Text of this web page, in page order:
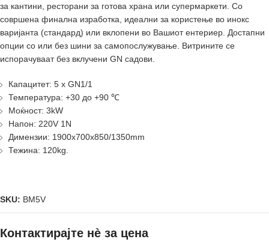
за кантини, ресторани за готова храна или супермаркети. Со
совршена финална изработка, идеални за користење во инокс
варијанта (стандард) или вклопени во Вашиот ентериер. Достапни
опции со или без шини за самопослужување. Витрините се
испорачуваат без вклучени GN садови.
Капацитет: 5 x GN1/1
Температура: +30 до +90 ℃
Моќност: 3kW
Напон: 220V 1N
Димензии: 1900x700x850/1350mm
Тежина: 120kg.
SKU: BM5V
Контактирајте нè за цена